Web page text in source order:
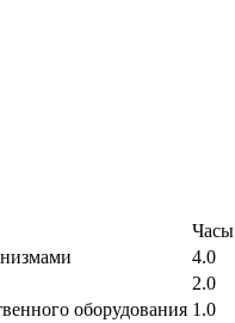
Часы
4.0
2.0
оборудования 1.0